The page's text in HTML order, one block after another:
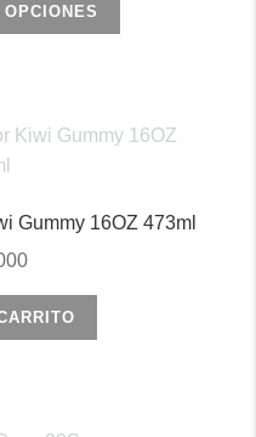
en
producto
producto
variantes.
se
Gummy 16OZ 473ml